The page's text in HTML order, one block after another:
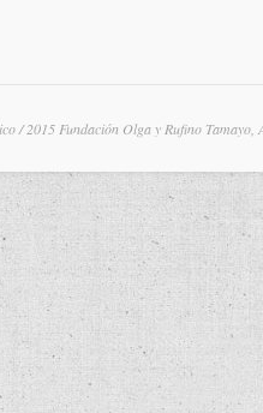
/ 2015 Fundación Olga y Rufino Tamayo,